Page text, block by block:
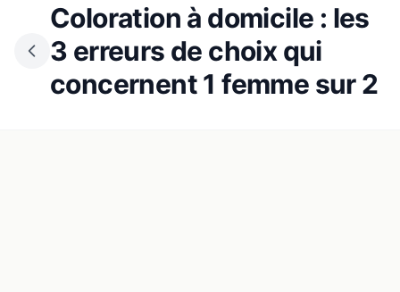
Coloration à domicile : les
3 erreurs de choix qui
concernent 1 femme sur 2